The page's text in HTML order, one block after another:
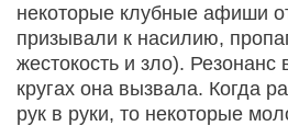
некоторые клубные афиши
призывали к насилию,
жестокость и зло).
кругах она вызвала. Когда
рук в руки, то некоторые